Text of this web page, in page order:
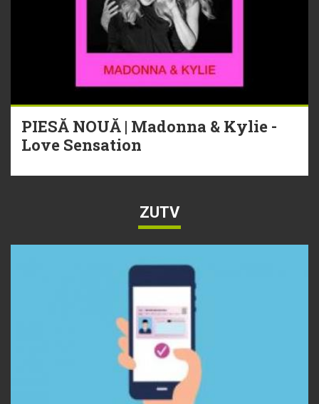
PIESĂ NOUĂ | Madonna & Kylie -
Love Sensation
ZUTV